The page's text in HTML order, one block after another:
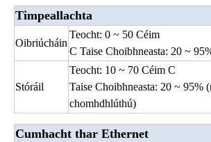
Timpeallachta
Oibriúcháin
Teocht: 0 ~ 50 Céim
C Taise Choibhneasta: 20 ~
Stóráil
Teocht: 10 ~ 70 Céim C
Taise Choibhneasta: 20 ~ 95%
chomhdhlúthú)
Cumhacht thar Ethernet